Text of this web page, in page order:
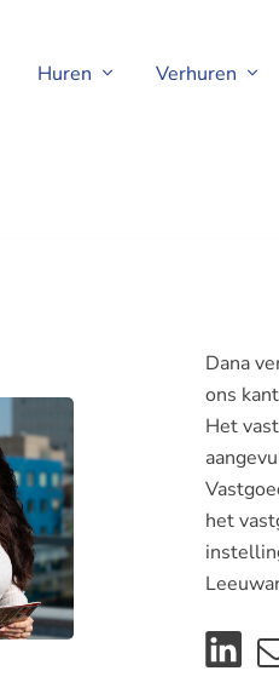
Huren Verhuren
Dana
ons
Het
het